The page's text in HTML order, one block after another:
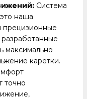
Система
наша
прецизионные
максимально
каретки.
точно